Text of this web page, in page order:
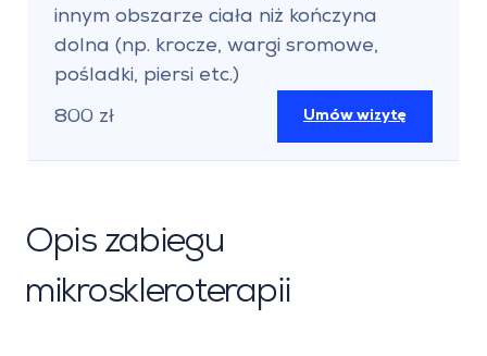
innym obszarze ciała niż kończyna
dolna (np. krocze, wargi sromowe,
pośladki, piersi etc.)
800 zł
Umów wizytę
Opis zabiegu
mikroskleroterapii